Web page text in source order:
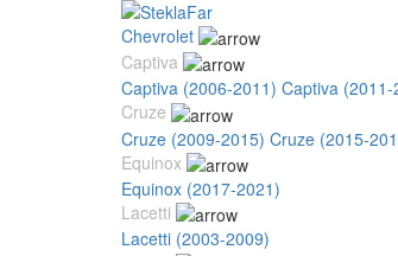
Chevrolet
Captiva
Captiva (2006-2011) Captiva (2011-
Cruze
Cruze (2009-2015) Cruze (2015-
Equinox
Equinox (2017-2021)
Lacetti
Lacetti (2003-2009)